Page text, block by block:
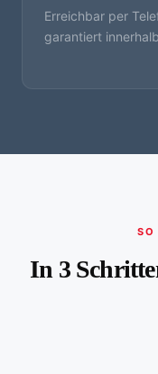
Erreichbar per
garantiert
SO
In 3